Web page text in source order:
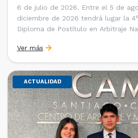
6 de julio de 2026. Entre el 5 de
diciembre de 2026 tendrá lugar la
Diploma de Postítulo en Arbitraje
Derecho Internacional de la
Universidad de Chile y […]
Ver más
ACTUALIDAD